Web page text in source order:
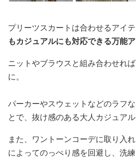
プリーツスカートは合わせるアイテ
もカジュアルにも対応できる万能
ニットやブラウスと組み合わせれ
に。
パーカーやスウェットなどのラフ
とで、抜け感のある大人カジュアル
また、ワントーンコーデに取り入
によってのっぺり感を回避し、洗練